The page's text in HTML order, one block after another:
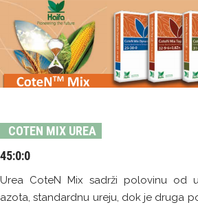
COTEN MIX UREA
45:0:0
Urea CoteN Mix sadrži polovinu od
azota, standardnu ureju, dok je druga